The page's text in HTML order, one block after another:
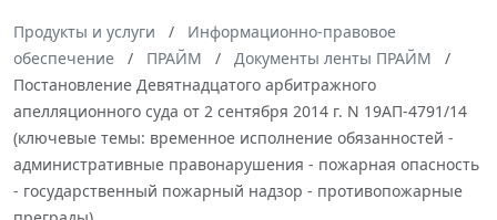
Продукты и услуги
Информационно-правовое
обеспечение
ПРАЙМ
Документы ленты ПРАЙМ
Постановление Девятнадцатого арбитражного
апелляционного суда от 2 сентября 2014 г. N 19АП-4791/14
(ключевые темы: временное исполнение обязанностей -
административные правонарушения - пожарная опасность
- государственный пожарный надзор - противопожарные